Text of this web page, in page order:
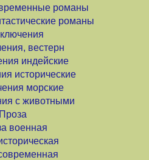
романы
романы
вестерн
индейские
исторические
морские
с животными
Проза
военная